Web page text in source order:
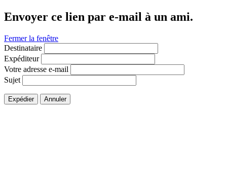
Envoyer ce lien par e-mail à un ami.
Fermer la fenêtre
Destinataire
Expéditeur
Votre adresse e-mail
Sujet
Expédier Annuler